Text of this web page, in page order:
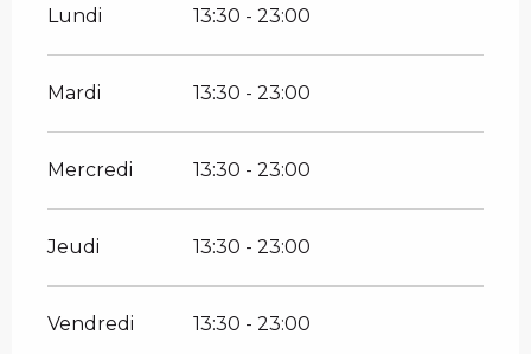
Lundi 13:30 - 23:00
Mardi 13:30 - 23:00
Mercredi 13:30 - 23:00
Jeudi 13:30 - 23:00
Vendredi 13:30 - 23:00